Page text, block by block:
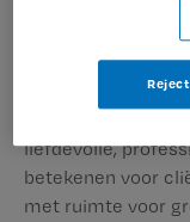
liefdevolle,
betekenen voor
met ruimte voor